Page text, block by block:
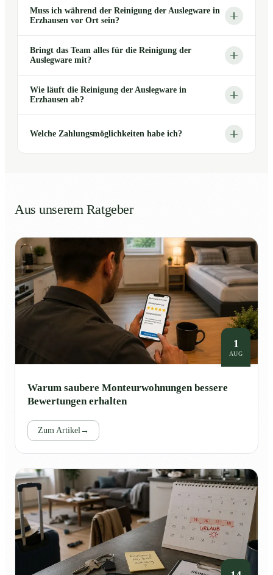
Muss ich während der Reinigung der Auslegware in
Erzhausen vor Ort sein?
Bringt das Team alles für die Reinigung der
Auslegware mit?
Wie läuft die Reinigung der Auslegware in
Erzhausen ab?
Welche Zahlungsmöglichkeiten habe ich?
Aus unserem Ratgeber
1
AUG
Warum saubere Monteurwohnungen bessere
Bewertungen erhalten
Zum Artikel→